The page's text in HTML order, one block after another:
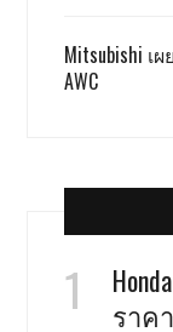
Mitsubishi เ
AWC
ราค